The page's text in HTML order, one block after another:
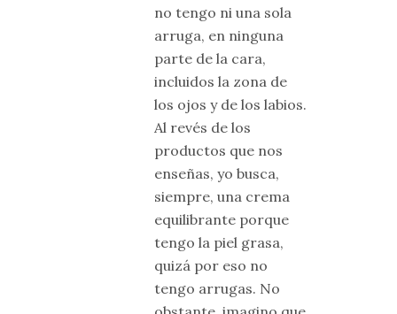
no tengo ni una sola
arruga, en ninguna
parte de la cara,
incluidos la zona de
los ojos y de los labios.
Al revés de los
productos que nos
enseñas, yo busca,
siempre, una crema
equilibrante porque
tengo la piel grasa,
quizá por eso no
tengo arrugas. No